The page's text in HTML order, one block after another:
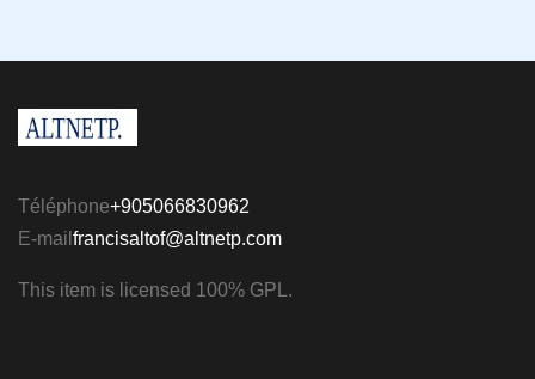
Téléphone+905066830962
E-mail francisaltof@altnetp.com
This item is licensed 100% GPL.